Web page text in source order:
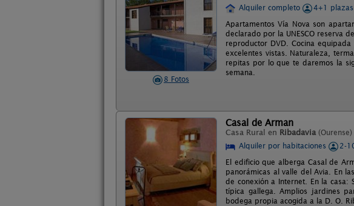
8 Fotos
Alquiler completo
4+1 plazas
Apartamentos Vía Nova son
declarado por la UNESCO reserva
reproductor DVD. Cocina
excelentes vistas. Naturaleza,
repitas por lo que te daremos la
semana.
Casal de Arman
Casa Rural en Ribadavia (Ourense)
Alquiler por habitaciones
2-
El edificio que alberga Casal de
panorámicas al valle del Avia. En
de conexión a Internet. En la casa:
típica gallega. Amplios jardines
bodega propia acogida a la D. O.